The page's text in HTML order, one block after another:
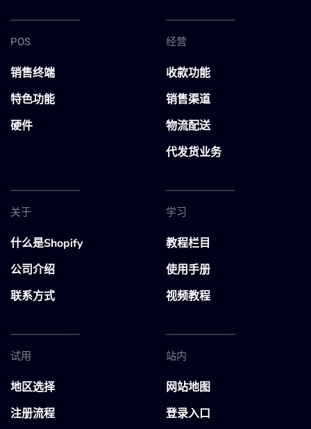
POS
销售终端
特色功能
硬件
经营
收款功能
销售渠道
物流配送
代发货业务
关于
什么是Shopify
公司介绍
联系方式
学习
教程栏目
使用手册
视频教程
试用
地区选择
注册流程
站内
网站地图
登录入口